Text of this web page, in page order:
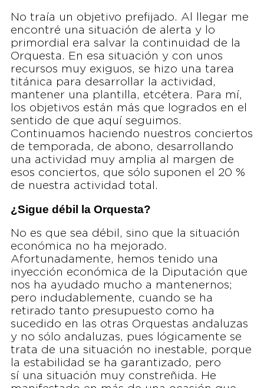
No traía un objetivo prefijado. Al llegar me
encontré una situación de alerta y lo
primordial era salvar la continuidad de la
Orquesta. En esa situación y con unos
recursos muy exiguos, se hizo una tarea
titánica para desarrollar la actividad,
mantener una plantilla, etcétera. Para mí,
los objetivos están más que logrados en el
sentido de que aquí seguimos.
Continuamos haciendo nuestros conciertos
de temporada, de abono, desarrollando
una actividad muy amplia al margen de
esos conciertos, que sólo suponen el 20 %
de nuestra actividad total.
¿Sigue débil la Orquesta?
No es que sea débil, sino que la situación
económica no ha mejorado.
Afortunadamente, hemos tenido una
inyección económica de la Diputación que
nos ha ayudado mucho a mantenernos;
pero indudablemente, cuando se ha
retirado tanto presupuesto como ha
sucedido en las otras Orquestas andaluzas
y no sólo andaluzas, pues lógicamente se
trata de una situación no inestable, porque
la estabilidad se ha garantizado, pero
sí una situación muy constreñida. He